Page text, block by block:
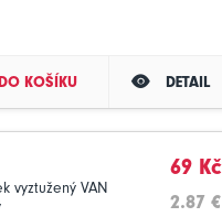
KOŠÍKU DETAIL
vyztužený VAN
69 Kč
2.87 €